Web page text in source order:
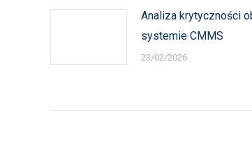
Analiza krytyczności
systemie CMMS
23/02/2026